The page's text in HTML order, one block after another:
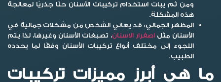
ومن ثم يبات استخدام تركيبات الأسنان حلًا جذريًا لمعالجة
هذه المشكلة.
المظهر الجمالي: قد يعاني الشخص من مشكلات جمالية في
الأسنان مثل اصفرار الاسنان، تصبغات الأسنان وغيرها، لذا يتم
اللجوء إلى مختلف أنواع تركيبات الأسنان وفقًا لما يحدده
الطبيب.
ما هي أبرز مميزات تركيبات